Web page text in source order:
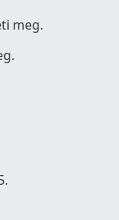
meg.